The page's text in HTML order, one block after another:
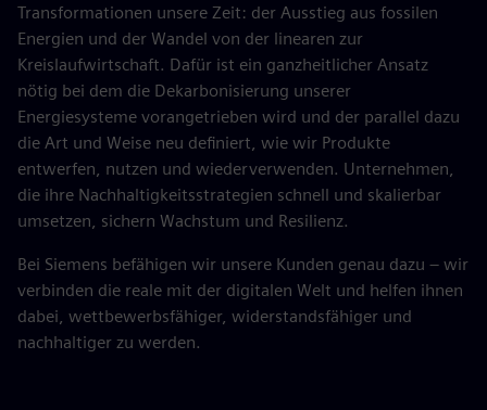
Transformationen unsere Zeit: der Ausstieg aus fossilen
Energien und der Wandel von der linearen zur
Kreislaufwirtschaft. Dafür ist ein ganzheitlicher Ansatz
nötig bei dem die Dekarbonisierung unserer
Energiesysteme vorangetrieben wird und der parallel dazu
die Art und Weise neu definiert, wie wir Produkte
entwerfen, nutzen und wiederverwenden. Unternehmen,
die ihre Nachhaltigkeitsstrategien schnell und skalierbar
umsetzen, sichern Wachstum und Resilienz.
Bei Siemens befähigen wir unsere Kunden genau dazu – wir
verbinden die reale mit der digitalen Welt und helfen ihnen
dabei, wettbewerbsfähiger, widerstandsfähiger und
nachhaltiger zu werden.